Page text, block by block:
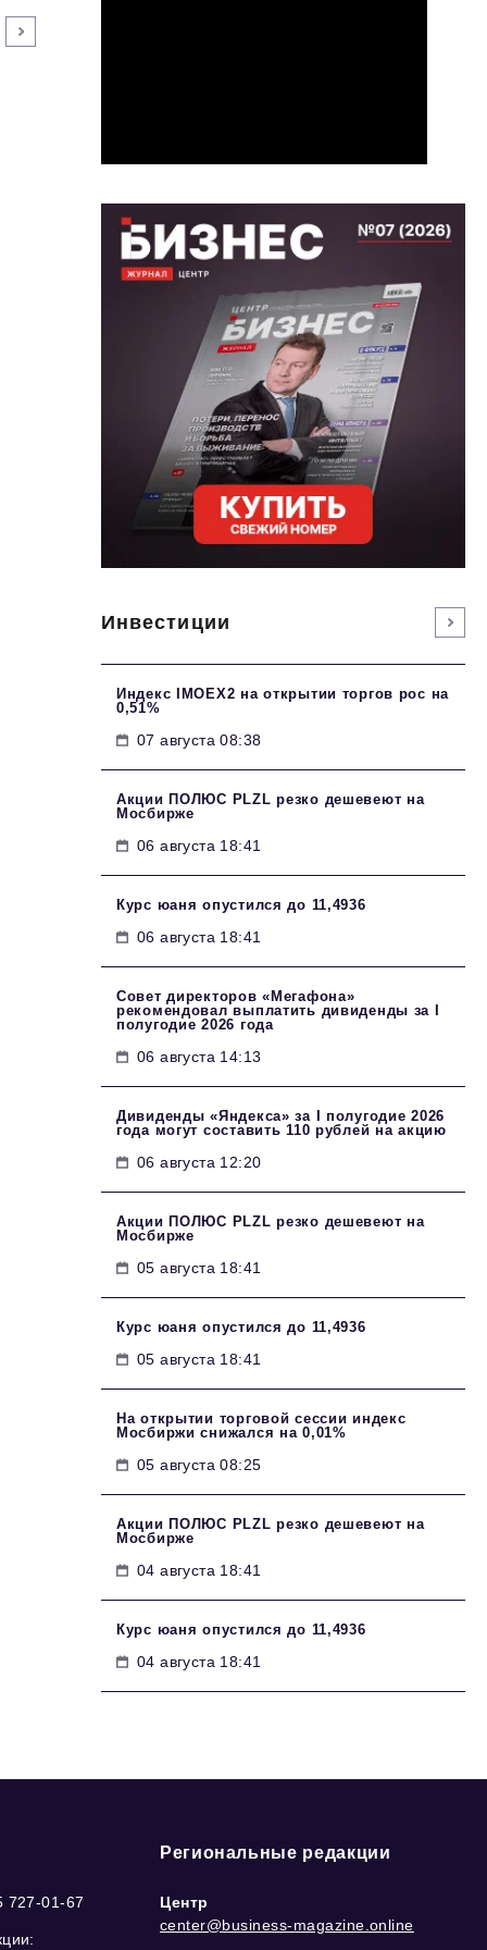
Инвестиции
Индекс IMOEX2 на открытии торгов рос на
0,51%
07 августа 08:38
Акции ПОЛЮС PLZL резко дешевеют на
Мосбирже
06 августа 18:41
Курс юаня опустился до 11,4936
06 августа 18:41
Совет директоров «Мегафона»
рекомендовал выплатить дивиденды за I
полугодие 2026 года
06 августа 14:13
Дивиденды «Яндекса» за I полугодие 2026
года могут составить 110 рублей на акцию
06 августа 12:20
Акции ПОЛЮС PLZL резко дешевеют на
Мосбирже
05 августа 18:41
Курс юаня опустился до 11,4936
05 августа 18:41
На открытии торговой сессии индекс
Мосбиржи снижался на 0,01%
05 августа 08:25
Акции ПОЛЮС PLZL резко дешевеют на
Мосбирже
04 августа 18:41
Курс юаня опустился до 11,4936
04 августа 18:41
727-01-67
Региональные редакции
Центр
center@business-magazine.online